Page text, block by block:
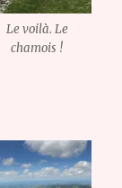
Le voilà. Le
chamois !